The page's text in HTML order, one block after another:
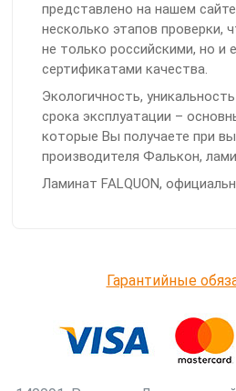
представлено на нашем
несколько этапов проверки,
не только российскими, но и
сертификатами качества.
Экологичность,
срока эксплуатации –
которые Вы получаете при
производителя Фалькон,
Ламинат FALQUON,
Гарантийные